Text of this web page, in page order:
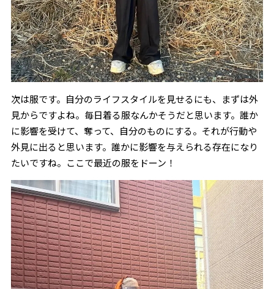
次は服です。自分のライフスタイルを見せるにも、まずは外
見からですよね。毎日着る服なんかそうだと思います。誰か
に影響を受けて、奪って、自分のものにする。それが行動や
外見に出ると思います。誰かに影響を与えられる存在になり
たいですね。ここで最近の服をドーン！